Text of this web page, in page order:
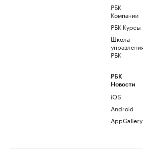
РБК
Компании
РБК Курсы
Школа
РБК
РБК
Новости
iOS
Android
AppGallery